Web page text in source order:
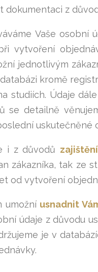
z
Vaše osobní
vytvoření
jednotlivým
kromě
studiích. Údaje
se detailně
uskutečněné
i z důvodů
zákazníka, tak ze
od vytvoření
umožní usnadnit
údaje z důvodu
je v